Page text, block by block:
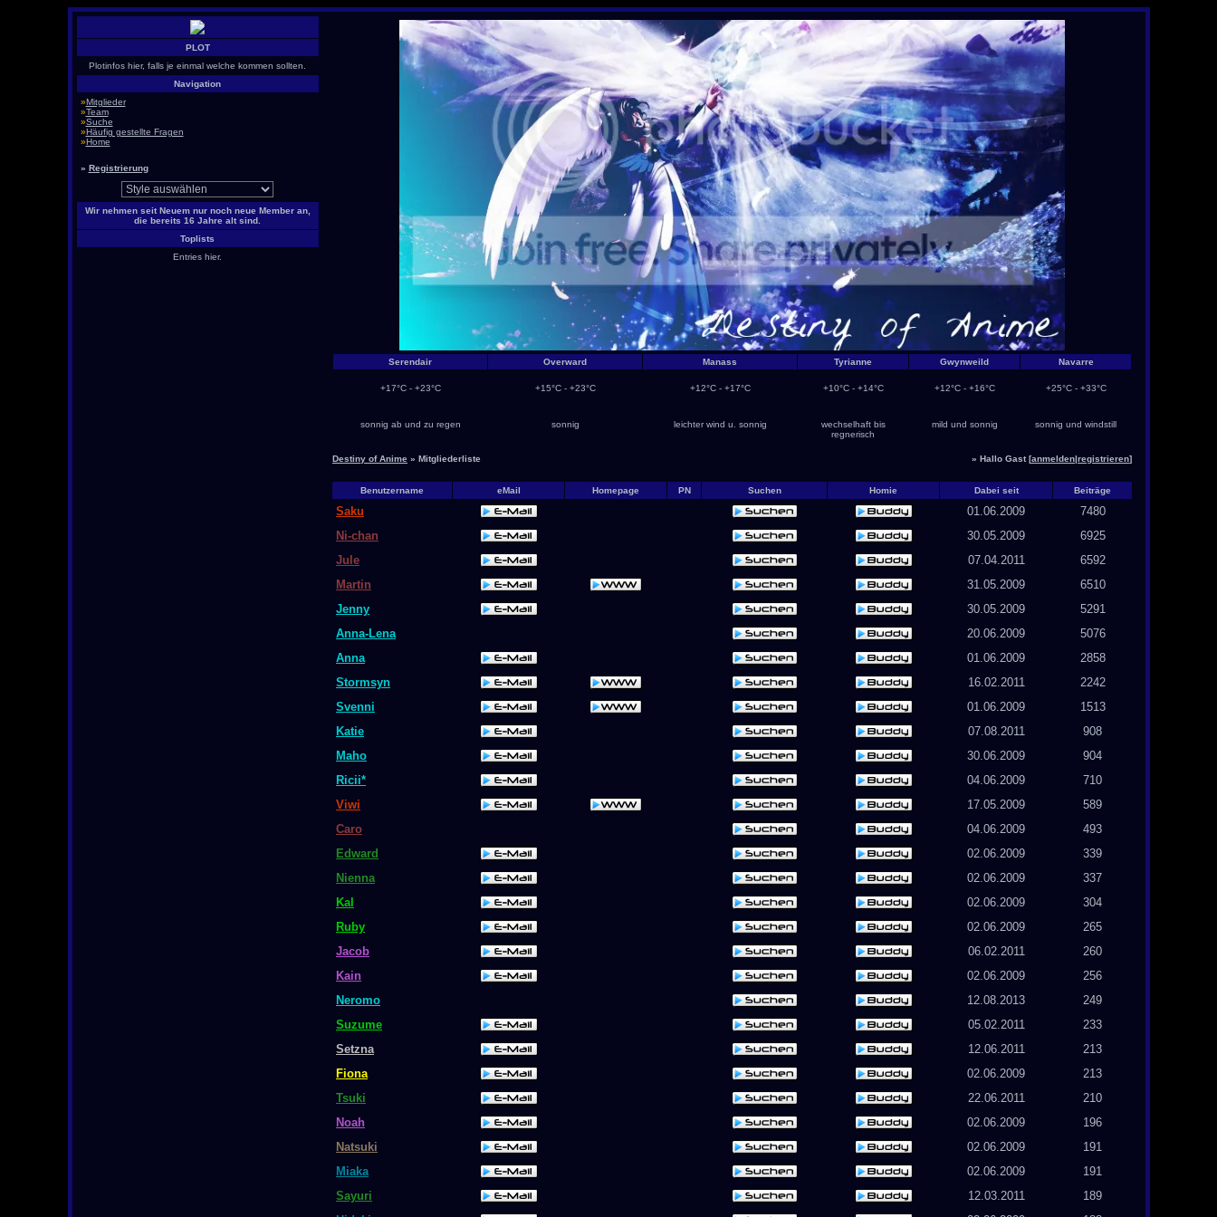
PLOT
Plotinfos hier, falls je einmal welche kommen sollten.
Navigation
»Mitglieder
»Team
»Suche
»Häufig gestellte Fragen
»Home
» Registrierung
Wir nehmen seit Neuem nur noch neue Member an,
die bereits 16 Jahre alt sind.
Toplists
Entries hier.
Serendair Overward Manass Tyrianne Gwynweild Navarre
+17°C - +23°C +15°C - +23°C +12°C - +17°C +10°C - +14°C +12°C - +16°C +25°C - +33°C
sonnig ab und zu regen sonnig leichter wind u. sonnig
wechselhaft bis
regnerisch
mild und sonnig sonnig und windstill
Destiny of Anime » Mitgliederliste » Hallo Gast [anmelden|registrieren]
Benutzername eMail Homepage PN Suchen Homie Dabei seit Beiträge
Saku 01.06.2009
7480
Ni-chan
30.05.2009
6925
Jule
07.04.2011
6592
Martin
31.05.2009
6510
Jenny
30.05.2009
5291
Anna-Lena
20.06.2009
5076
Anna
01.06.2009
2858
Stormsyn
16.02.2011
2242
Svenni
01.06.2009
1513
Katie
07.08.2011
908
Maho
30.06.2009
904
Ricii*
04.06.2009
710
Viwi
17.05.2009
589
Caro
04.06.2009
493
Edward
02.06.2009
339
Nienna
02.06.2009
337
Kal
02.06.2009
304
Ruby
02.06.2009
265
Jacob
06.02.2011
260
Kain
02.06.2009
256
Neromo
12.08.2013
249
Suzume
05.02.2011
233
Setzna
12.06.2011
213
Fiona
02.06.2009
213
Tsuki
22.06.2011
210
Noah
02.06.2009
196
Natsuki
02.06.2009
191
Miaka
02.06.2009
191
Sayuri
12.03.2011
189